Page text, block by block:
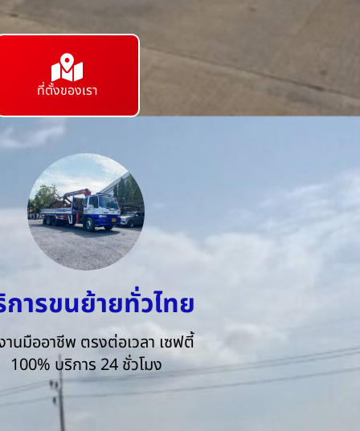
ที่ตั้งของเรา
ารขนย้ายทั่วไทย
นมืออาชีพ ตรงต่อเวลา เซฟตี้
100% บริการ 24 ชั่วโมง